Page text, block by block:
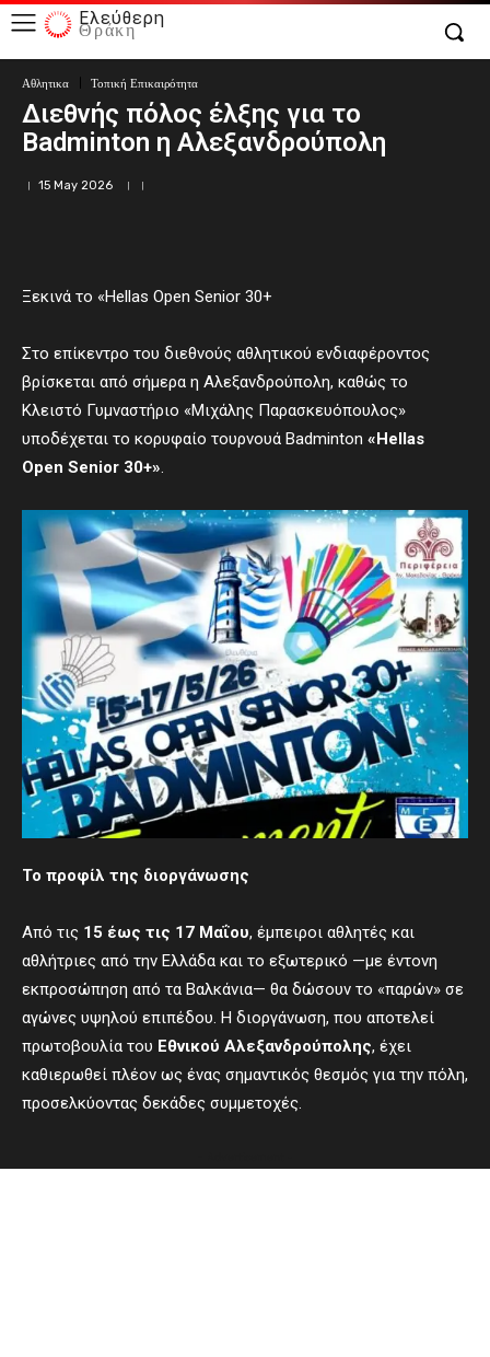
Ελεύθερη
Θράκη
Αθλητικα Τοπική Επικαιρότητα
Διεθνής πόλος έλξης για το
Badminton η Αλεξανδρούπολη
15 May 2026
Ξεκινά το «Hellas Open Senior 30+
Στο επίκεντρο του διεθνούς αθλητικού ενδιαφέροντος
βρίσκεται από σήμερα η Αλεξανδρούπολη, καθώς το
Κλειστό Γυμναστήριο «Μιχάλης Παρασκευόπουλος»
υποδέχεται το κορυφαίο τουρνουά Badminton «Hellas
Open Senior 30+».
Το προφίλ της διοργάνωσης
Από τις 15 έως τις 17 Μαΐου, έμπειροι αθλητές και
αθλήτριες από την Ελλάδα και το εξωτερικό —με έντονη
εκπροσώπηση από τα Βαλκάνια— θα δώσουν το «παρών» σε
αγώνες υψηλού επιπέδου. Η διοργάνωση, που αποτελεί
πρωτοβουλία του Εθνικού Αλεξανδρούπολης, έχει
καθιερωθεί πλέον ως ένας σημαντικός θεσμός για την πόλη,
προσελκύοντας δεκάδες συμμετοχές.